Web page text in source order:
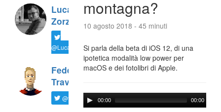
Luca
Zorzi
@LucaTNT
Federico
Travaini
@ftrava
montagna?
10 agosto 2018 - 45 minuti
Si parla della beta di iOS 12, di una
ipotetica modalità low power per
macOS e dei fotolibri di Apple.
00:00 00:00